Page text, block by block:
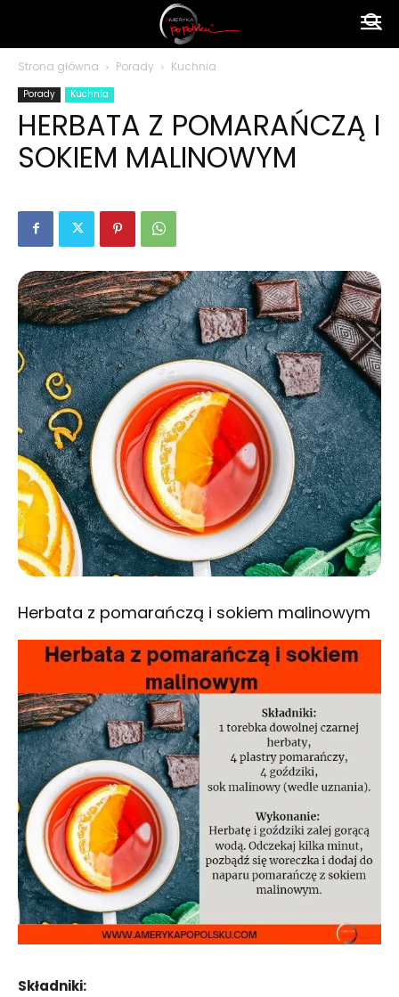
Strona główna Porady Kuchnia
Porady Kuchnia
HERBATA Z POMARAŃCZĄ I
SOKIEM MALINOWYM
Herbata z pomarańczą i sokiem malinowym
Składniki: